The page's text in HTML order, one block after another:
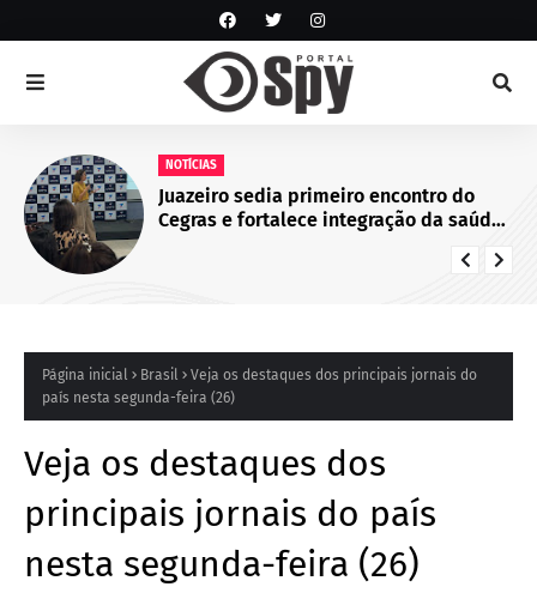
NOTÍCIAS
Juazeiro sedia primeiro encontro do
Cegras e fortalece integração da saúde
Página inicial Brasil
Veja os destaques dos principais jornais do
país nesta segunda-feira (26)
Veja os destaques dos
principais jornais do país
nesta segunda-feira (26)